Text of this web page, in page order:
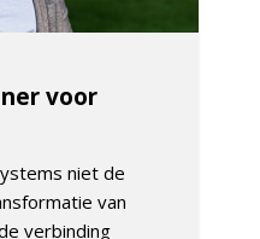
voor
niet de
van
verbinding